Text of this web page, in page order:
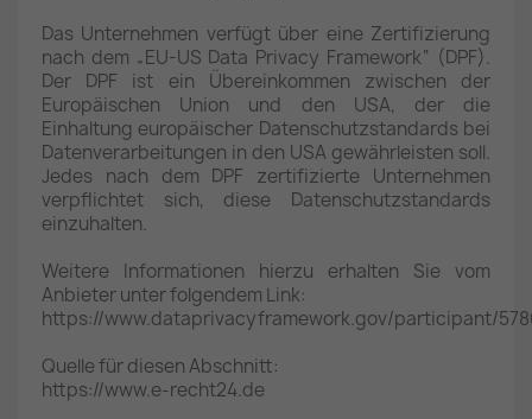
Das Unternehmen verfügt über eine Zertifizierung
nach dem „EU-US Data Privacy Framework“ (DPF).
Der DPF ist ein Übereinkommen zwischen der
Europäischen Union und den USA, der die
Einhaltung europäischer Datenschutzstandards bei
Datenverarbeitungen in den USA gewährleisten soll.
Jedes nach dem DPF zertifizierte Unternehmen
verpflichtet sich, diese Datenschutzstandards
einzuhalten.
Weitere Informationen hierzu erhalten Sie vom
Anbieter unter folgendem Link:
https://www.dataprivacyframework.gov/participant/
Quelle für diesen Abschnitt:
https://www.e-recht24.de